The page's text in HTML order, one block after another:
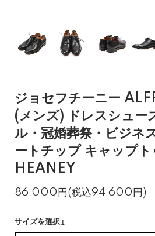
ジョセフチーニー
(メンズ) ドレスシュー
ル・冠婚葬祭・ビジネ
ートチップ キャップ
HEANEY
86,000円(税込94,600円)
サイズを選択↓